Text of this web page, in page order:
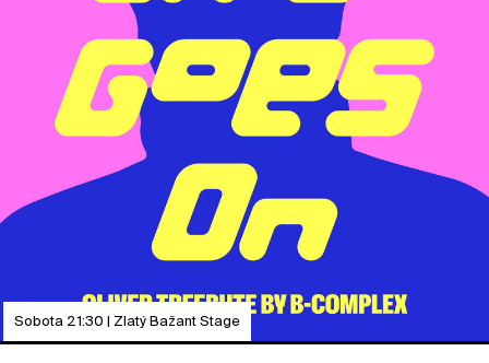
Sobota 21:30 | Zlatý Bažant Stage